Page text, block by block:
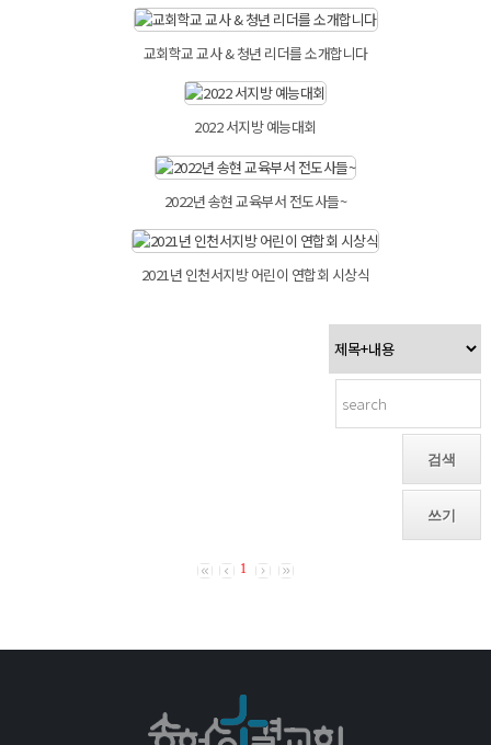
교회학교 교사 & 청년 리더를 소개합니다
2022 서지방 예능대회
2022년 송현 교육부서 전도사들~
2021년 인천서지방 어린이 연합회 시상식
검색
쓰기
1